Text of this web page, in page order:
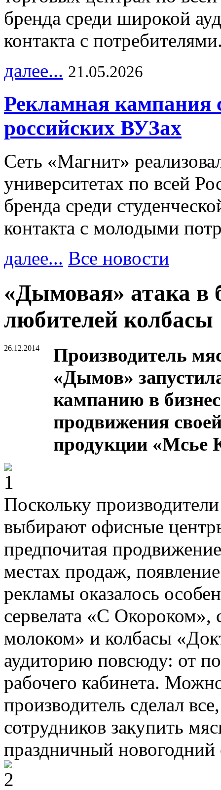
бренда среди широкой
контакта с
далее... 21.05.2026
Рекламная кампания
российских ВУЗах
Сеть «Магнит»
университетах по всей
бренда среди
контакта с молодыми
далее... Все новости
«Дымовая» атака в
любителей колбасы
26.12.2014
Производитель
«Дымов»
кампанию в
продвижения
продукции «Мсье
Поскольку
выбирают офисные
предпочитая
местах продаж,
рекламы оказалось
сервелата «С
молоком» и колбасы
аудиторию повсюду: от
рабочего кабинета.
производитель сделал
сотрудников закупить
праздничный новогодний